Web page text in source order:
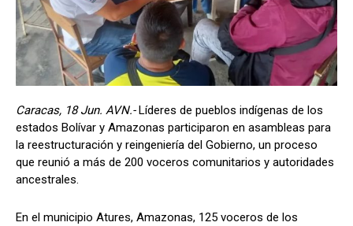
Caracas, 18 Jun. AVN.-Líderes de pueblos indígenas de los
estados Bolívar y Amazonas participaron en asambleas para
la reestructuración y reingeniería del Gobierno, un proceso
que reunió a más de 200 voceros comunitarios y autoridades
ancestrales.
En el municipio Atures, Amazonas, 125 voceros de los